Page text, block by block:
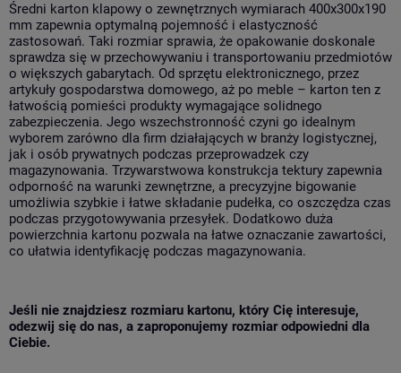
Średni karton klapowy o zewnętrznych wymiarach 400x300x190
mm zapewnia optymalną pojemność i elastyczność
zastosowań. Taki rozmiar sprawia, że opakowanie doskonale
sprawdza się w przechowywaniu i transportowaniu przedmiotów
o większych gabarytach. Od sprzętu elektronicznego, przez
artykuły gospodarstwa domowego, aż po meble – karton ten z
łatwością pomieści produkty wymagające solidnego
zabezpieczenia. Jego wszechstronność czyni go idealnym
wyborem zarówno dla firm działających w branży logistycznej,
jak i osób prywatnych podczas przeprowadzek czy
magazynowania. Trzywarstwowa konstrukcja tektury zapewnia
odporność na warunki zewnętrzne, a precyzyjne bigowanie
umożliwia szybkie i łatwe składanie pudełka, co oszczędza czas
podczas przygotowywania przesyłek. Dodatkowo duża
powierzchnia kartonu pozwala na łatwe oznaczanie zawartości,
co ułatwia identyfikację podczas magazynowania.
Jeśli nie znajdziesz rozmiaru kartonu, który Cię interesuje,
odezwij się do nas, a zaproponujemy rozmiar odpowiedni dla
Ciebie.